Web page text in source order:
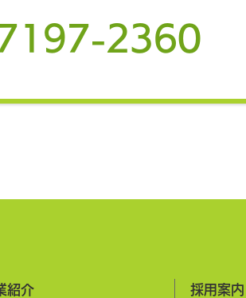
費・介護費対策」から「地域
創出」への政策転換がカギ 弊
いたしました。今回は、筑
女性と高齢者のWell-being
2360
紹介 ​採用案内